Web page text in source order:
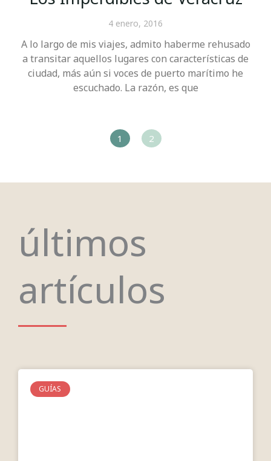
4 enero, 2016
A lo largo de mis viajes, admito haberme rehusado
a transitar aquellos lugares con características de
ciudad, más aún si voces de puerto marítimo he
escuchado. La razón, es que
1 2
últimos
artículos
GUÍAS